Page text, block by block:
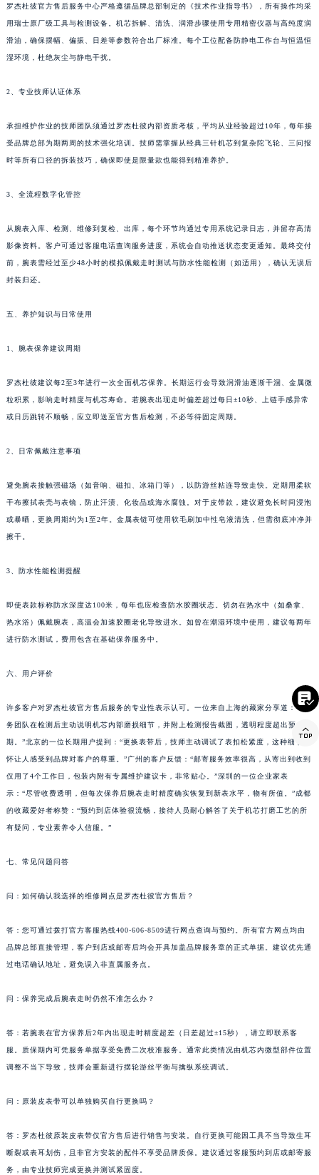
四川省凉山州市西昌市大巷口下街罗杰杜彼售后服务中心（需提前预约）
四川省攀枝花市东区三线大道北段罗杰杜彼售后服务中心（需提前预约）
四川省自贡市自流井区华商北路罗杰杜彼售后服务中心（需提前预约）
西藏自治区阿里地区噶尔县北京西路罗杰杜彼售后服务中心（需提前预约）
云南省红河哈尼族彝族自治州蒙自市天马路罗杰杜彼售后服务中心（需提前预约）
云南省文山壮族苗族自治州文山市东风路罗杰杜彼售后服务中心（需提前预约）
台湾省新北市板桥区文化路罗杰杜彼售后服务中心（需提前预约）
台湾省桃园市中坜区中丰路罗杰杜彼售后服务中心（需提前预约）
台湾省高雄市新兴区五福路罗杰杜彼售后服务中心（需提前预约）
台湾省基隆市仁爱区仁三路罗杰杜彼售后服务中心（需提前预约）
台湾省新竹市东区中正路罗杰杜彼售后服务中心（需提前预约）
黑龙江省哈尔滨市道里区友谊西路600号富力中心T2座写字楼29层03室室罗杰杜彼售后服务中心（需提前预约）
辽宁省大连市中山区人民路15号国际金融大厦7层G室罗杰杜彼售后服务中心（需提前预约）
江苏省南通市崇川区工农路57号圆融广场写字楼16层1603室罗杰杜彼售后服务中心（需提前预约）
江苏省苏州市苏州工业园区 星港街199号苏州中心办公楼C座22层08室罗杰杜彼售后服务中心（需提前预约）
山东省青岛市南区山东路6号华润大厦B座22层04室罗杰杜彼售后服务中心（需提前预约）
罗杰杜彼官方售后服务中心严格遵循品牌总部制定的《技术作业指导书》，所有操作均采
用瑞士原厂级工具与检测设备。机芯拆解、清洗、润滑步骤使用专用精密仪器与高纯度润
滑油，确保摆幅、偏振、日差等参数符合出厂标准。每个工位配备防静电工作台与恒温恒
湿环境，杜绝灰尘与静电干扰。
2、专业技师认证体系
承担维护作业的技师团队须通过罗杰杜彼内部资质考核，平均从业经验超过10年，每年接
受品牌总部为期两周的技术强化培训。技师需掌握从经典三针机芯到复杂陀飞轮、三问报
时等所有口径的拆装技巧，确保即使是限量款也能得到精准养护。
3、全流程数字化管控
从腕表入库、检测、维修到复检、出库，每个环节均通过专用系统记录日志，并留存高清
影像资料。客户可通过客服电话查询服务进度，系统会自动推送状态变更通知。最终交付
前，腕表需经过至少48小时的模拟佩戴走时测试与防水性能检测（如适用），确认无误后
封装归还。
五、养护知识与日常使用
1、腕表保养建议周期
罗杰杜彼建议每2至3年进行一次全面机芯保养。长期运行会导致润滑油逐渐干涸、金属微
粒积累，影响走时精度与机芯寿命。若腕表出现走时偏差超过每日±10秒、上链手感异常
或日历跳转不顺畅，应立即送至官方售后检测，不必等待固定周期。
2、日常佩戴注意事项
避免腕表接触强磁场（如音响、磁扣、冰箱门等），以防游丝粘连导致走快。定期用柔软
干布擦拭表壳与表镜，防止汗渍、化妆品或海水腐蚀。对于皮带款，建议避免长时间浸泡
或暴晒，更换周期约为1至2年。金属表链可使用软毛刷加中性皂液清洗，但需彻底冲净并
擦干。
3、防水性能检测提醒
即使表款标称防水深度达100米，每年也应检查防水胶圈状态。切勿在热水中（如桑拿、
热水浴）佩戴腕表，高温会加速胶圈老化导致进水。如曾在潮湿环境中使用，建议每两年
进行防水测试，费用包含在基础保养服务中。
六、用户评价
许多客户对罗杰杜彼官方售后服务的专业性表示认可。一位来自上海的藏家分享道：“服
务团队在检测后主动说明机芯内部磨损细节，并附上检测报告截图，透明程度超出预
期。”北京的一位长期用户提到：“更换表带后，技师主动调试了表扣松紧度，这种细节关
怀让人感受到品牌对客户的尊重。”广州的客户反馈：“邮寄服务效率很高，从寄出到收到
仅用了4个工作日，包装内附有专属维护建议卡，非常贴心。”深圳的一位企业家表
示：“尽管收费透明，但每次保养后腕表走时精度确实恢复到新表水平，物有所值。”成都
的收藏爱好者称赞：“预约到店体验很流畅，接待人员耐心解答了关于机芯打磨工艺的所
有疑问，专业素养令人信服。”
七、常见问题问答
问：如何确认我选择的维修网点是罗杰杜彼官方售后？
答：您可通过拨打官方客服热线400-606-8509进行网点查询与预约。所有官方网点均由
品牌总部直接管理，客户到店或邮寄后均会开具加盖品牌服务章的正式单据。建议优先通
过电话确认地址，避免误入非直属服务点。
问：保养完成后腕表走时仍然不准怎么办？
答：若腕表在官方保养后2年内出现走时精度超差（日差超过±15秒），请立即联系客
服。质保期内可凭服务单据享受免费二次校准服务。通常此类情况由机芯内微型部件位置
调整不当下导致，技师会重新进行摆轮游丝平衡与擒纵系统调试。
问：原装皮表带可以单独购买自行更换吗？
答：罗杰杜彼原装皮表带仅官方售后进行销售与安装。自行更换可能因工具不当导致生耳
断裂或表耳划伤，且非官方安装的配件不享受品牌质保。建议通过客服预约到店或邮寄服
务，由专业技师完成更换并测试紧固度。

